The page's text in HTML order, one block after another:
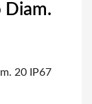
Diam.
20 IP67